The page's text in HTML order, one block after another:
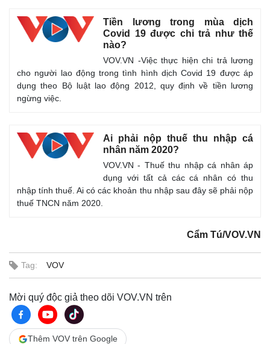
Tiền lương trong mùa dịch
Covid 19 được chi trả như thế
nào?
VOV.VN -Việc thực hiện chi trả lương
cho người lao động trong tình hình dịch Covid 19 được áp
dụng theo Bộ luật lao động 2012, quy định về tiền lương
ngừng việc.
Ai phải nộp thuế thu nhập cá
nhân năm 2020?
VOV.VN - Thuế thu nhập cá nhân áp
dụng với tất cả các cá nhân có thu
nhập tính thuế. Ai có các khoản thu nhập sau đây sẽ phải nộp
thuế TNCN năm 2020.
Cẩm Tú/VOV.VN
Tag: VOV
Mời quý độc giả theo dõi VOV.VN trên
Thêm VOV trên Google